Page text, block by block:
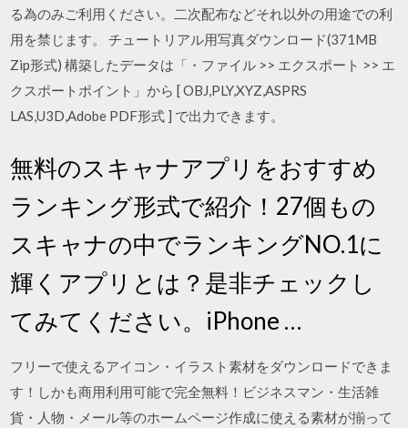
る為のみご利用ください。二次配布などそれ以外の用途での利
用を禁じます。 チュートリアル用写真ダウンロード(371MB
Zip形式) 構築したデータは「・ファイル >> エクスポート >> エ
クスポートポイント」から [ OBJ,PLY,XYZ,ASPRS
LAS,U3D,Adobe PDF形式 ] で出力できます。
無料のスキャナアプリをおすすめ
ランキング形式で紹介！27個もの
スキャナの中でランキングNO.1に
輝くアプリとは？是非チェックし
てみてください。iPhone …
フリーで使えるアイコン・イラスト素材をダウンロードできま
す！しかも商用利用可能で完全無料！ビジネスマン・生活雑
貨・人物・メール等のホームページ作成に使える素材が揃って